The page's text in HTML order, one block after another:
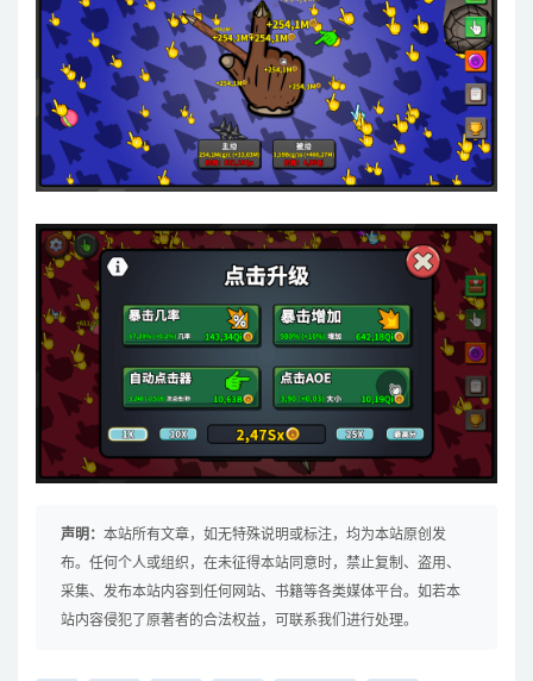
声明： 本站所有文章，如无特殊说明或标注，均为本站原创发
布。任何个人或组织，在未征得本站同意时，禁止复制、盗用、
采集、发布本站内容到任何网站、书籍等各类媒体平台。如若本
站内容侵犯了原著者的合法权益，可联系我们进行处理。